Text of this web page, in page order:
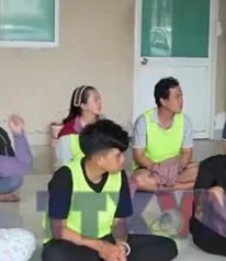
theo dõi chặt chẽ các
vệ thương mại tại